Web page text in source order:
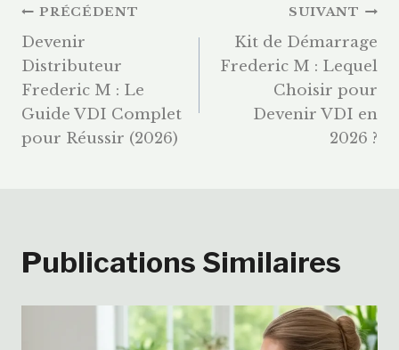
Navigation
De
L’article
PRÉCÉDENT
Devenir
Distributeur
Frederic M : Le
Guide VDI Complet
pour Réussir (2026)
SUIVANT
Kit de Démarrage
Frederic M : Lequel
Choisir pour
Devenir VDI en
2026 ?
Publications Similaires